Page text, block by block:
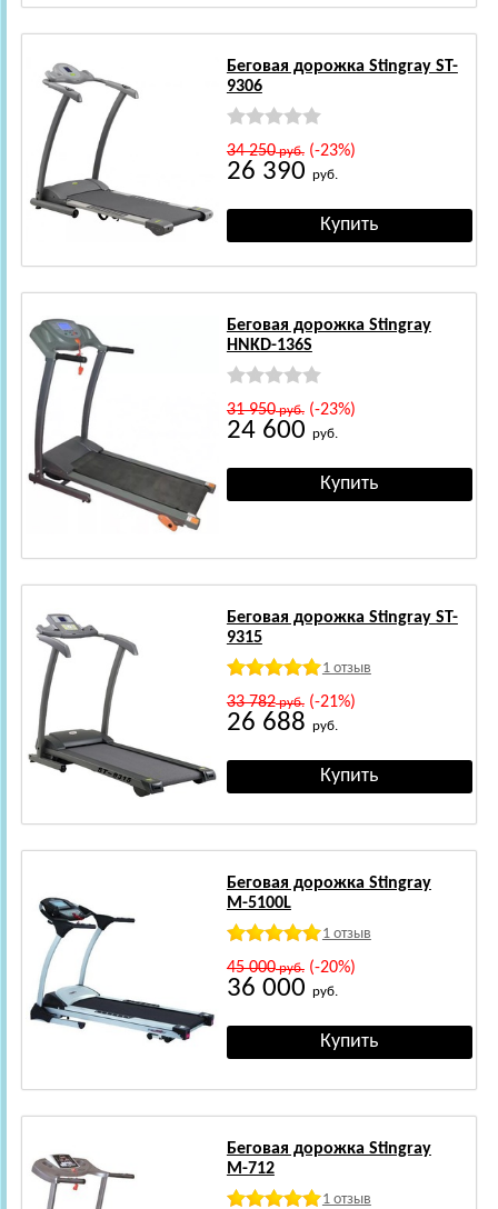
Беговая дорожка Stingray ST-
9306
34 250руб.(-23%)
26 390 руб.
Беговая дорожка Stingray
HNKD-136S
31 950руб.(-23%)
24 600 руб.
Беговая дорожка Stingray ST-
9315
1 отзыв
33 782руб.(-21%)
26 688 руб.
Беговая дорожка Stingray
М-5100L
1 отзыв
45 000руб.(-20%)
36 000 руб.
Беговая дорожка Stingray
М-712
1 отзыв